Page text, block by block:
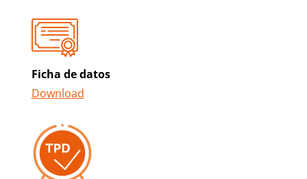
Ficha de datos
Download